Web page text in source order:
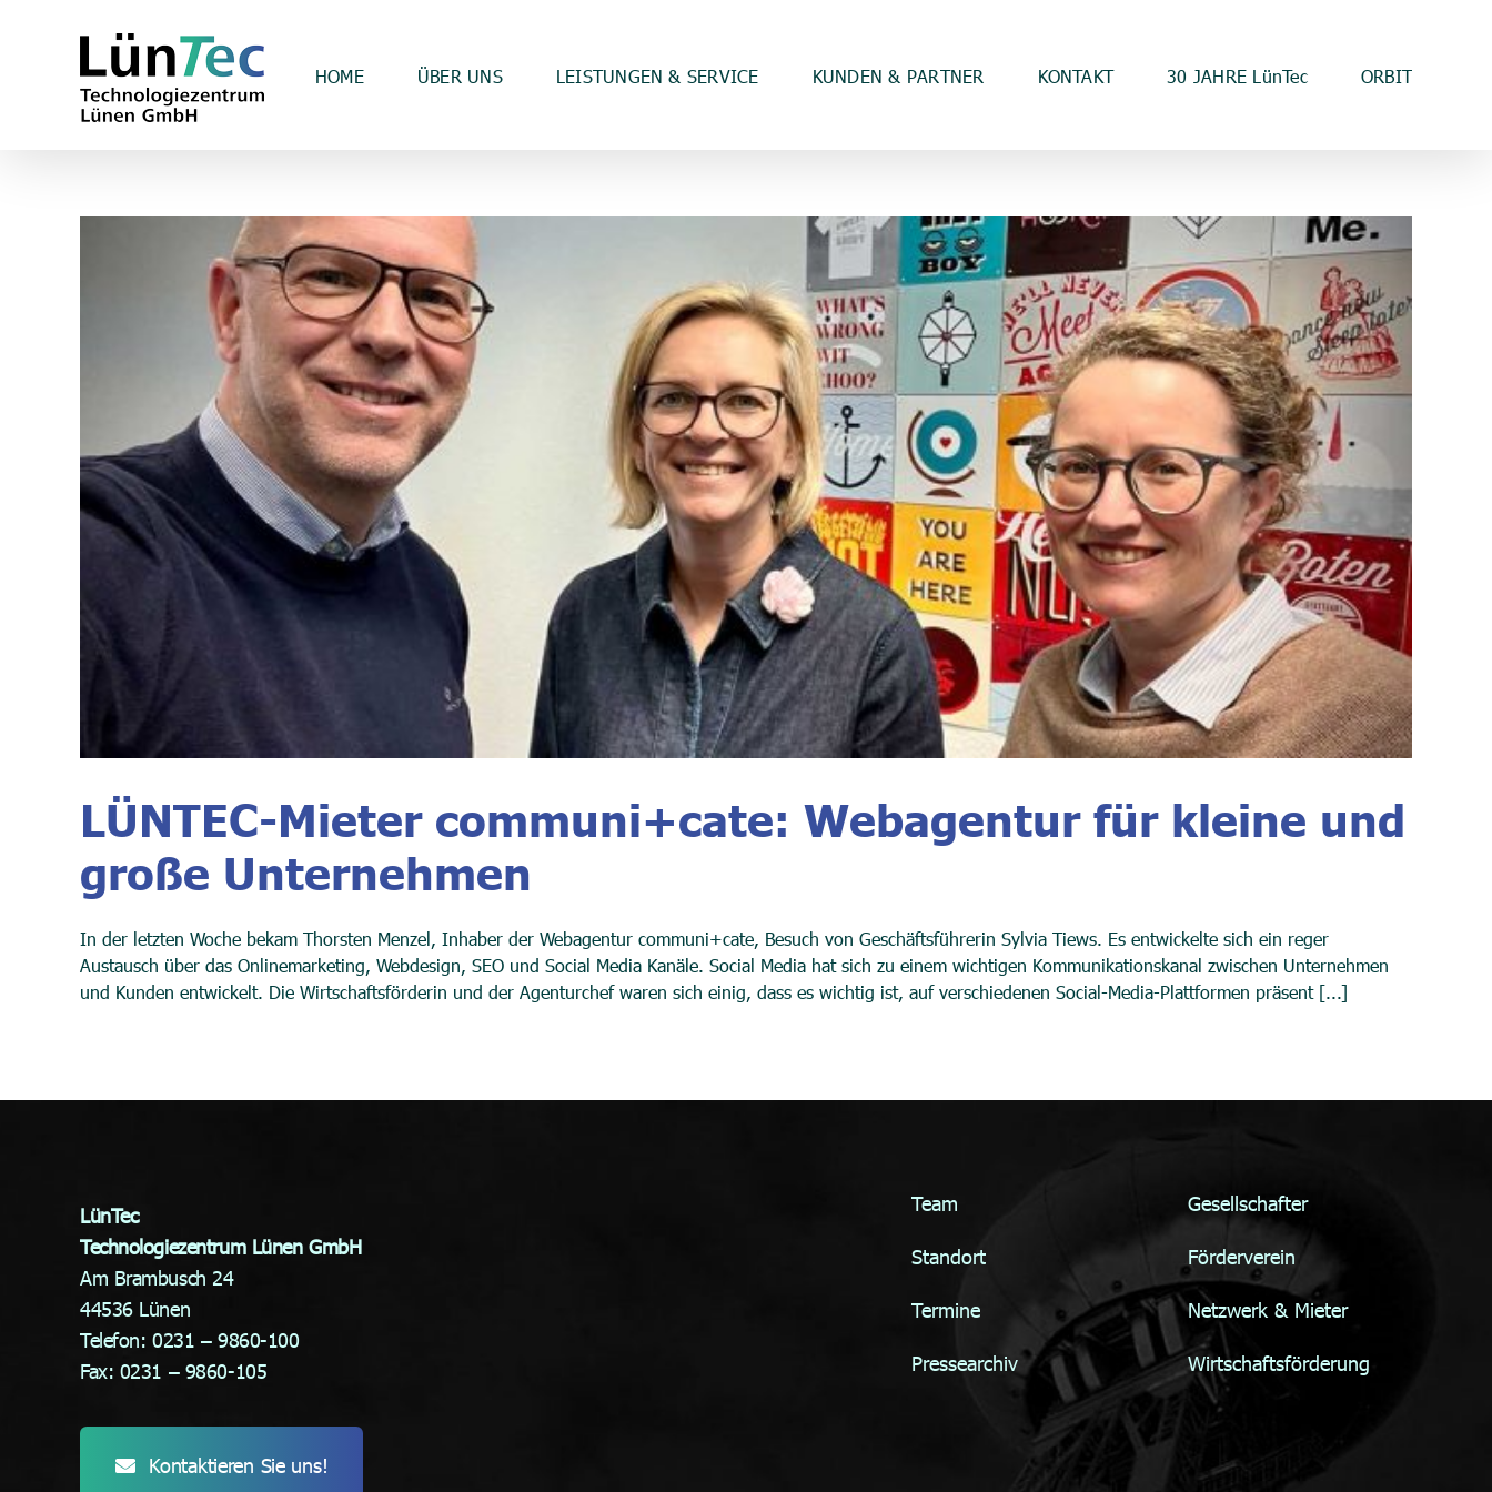
HOME ÜBER UNS LEISTUNGEN & SERVICE KUNDEN & PARTNER KONTAKT 30 JAHRE LünTec ORBIT
LÜNTEC-Mieter communi+cate: Webagentur für kleine und
große Unternehmen
In der letzten Woche bekam Thorsten Menzel, Inhaber der Webagentur communi+cate, Besuch von Geschäftsführerin Sylvia Tiews. Es entwickelte sich ein reger
Austausch über das Onlinemarketing, Webdesign, SEO und Social Media Kanäle. Social Media hat sich zu einem wichtigen Kommunikationskanal zwischen Unternehmen
und Kunden entwickelt. Die Wirtschaftsförderin und der Agenturchef waren sich einig, dass es wichtig ist, auf verschiedenen Social-Media-Plattformen präsent [...]
LünTec
Technologiezentrum Lünen GmbH
Am Brambusch 24
44536 Lünen
Telefon: 0231 – 9860-100
Fax: 0231 – 9860-105
Kontaktieren Sie uns!
Team
Standort
Termine
Pressearchiv
Gesellschafter
Förderverein
Netzwerk & Mieter
Wirtschaftsförderung